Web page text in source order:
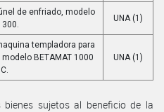
de enfriado, modelo
UNA (1)
templadora para
BETAMAT 1000
UNA (1)
bienes sujetos al beneficio de la